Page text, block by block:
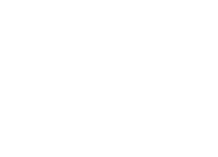
– Tebar Manfaat untuk Ummat